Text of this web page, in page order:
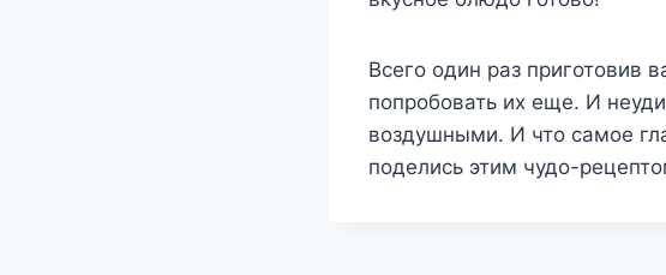
Всего один раз приготовив
попробовать их еще. И
воздушными. И что самое
поделись этим чудо-